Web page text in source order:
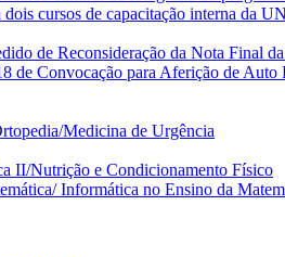
cursos de capacitação interna da
de Reconsideração da Nota Final
de Convocação para Aferição de Auto
Medicina de Urgência
II/Nutrição e Condicionamento Físico
Informática no Ensino da